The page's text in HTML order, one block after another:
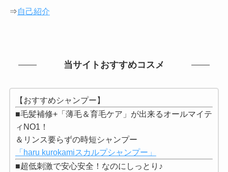
⇒自己紹介
当サイトおすすめコスメ
【おすすめシャンプー】
■毛髪補修+「薄毛＆育毛ケア」が出来るオールマイテ
ィNO1！
＆リンス要らずの時短シャンプー
「haru kurokamiスカルプシャンプー」
■超低刺激で安心安全！なのにしっとり♪